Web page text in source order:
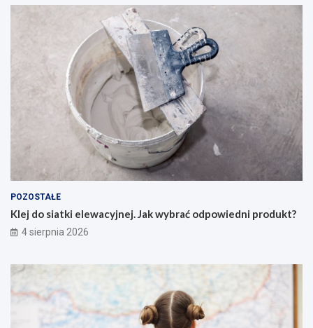
POZOSTAŁE
Klej do siatki elewacyjnej. Jak wybrać odpowiedni produkt?
4 sierpnia 2026